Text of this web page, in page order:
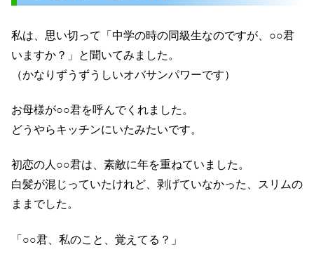
私は、思い切って「中学の時の同級生なのですが、○○君
いますか？」と聞いてみました。
（かなりずうずうしいオバサンパワーです）
お母様が○○君を呼んでくれました。
どうやらキッチンにいたみたいです。
初恋の人○○君は、素敵に年を重ねていました。
白髪が混じっていたけれど、剥げていなかった、スリムの
ままでした。
「○○君、私のこと、覚えてる？」